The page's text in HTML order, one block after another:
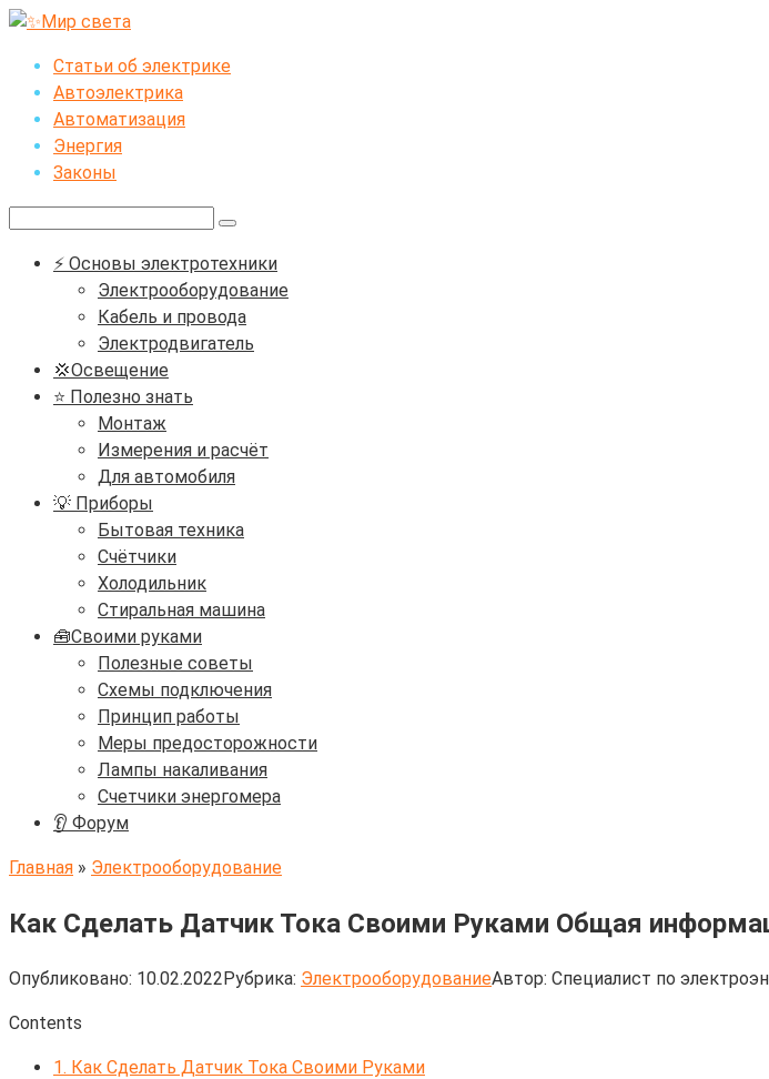
Перейти
контентуСтатьи об электрике
Автоэлектрика
Автоматизация
Энергия
Законы
⚡ Основы электротехники
Электрооборудование
Кабель и провода
Электродвигатель
💢Освещение
⭐ Полезно знать
Монтаж
Измерения и расчёт
Для автомобиля
💡 Приборы
Бытовая техника
Счётчики
Холодильник
Стиральная машина
🧰Своими руками
Полезные советы
Схемы подключения
Принцип работы
Меры предосторожности
Лампы накаливания
Счетчики энергомера
👂 Форум
Главная » Электрооборудование
Как Сделать Датчик Тока Своими Руками Общая
Опубликовано: 10.02.2022Рубрика: ЭлектрооборудованиеАвтор: Cпециалист по
Contents
1. Как Сделать Датчик Тока Своими Руками